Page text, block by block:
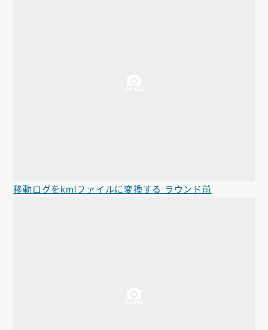
移動ログをkmlファイルに変換する ラウンド前